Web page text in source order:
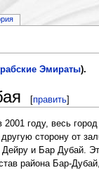
Эмираты).
[править]
году, весь
сторону от
и Бар Дубай.
района Бар-